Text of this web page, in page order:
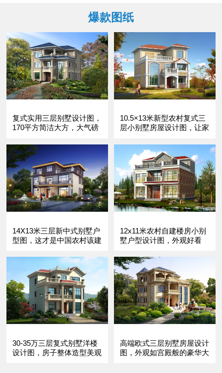
爆款图纸
复式实用三层别墅设计图，
170平方简洁大方，大气磅
10.5×13米新型农村复式三
层小别墅房屋设计图，让家
14X13米三层新中式别墅户
型图，这才是中国农村该建
12x11米农村自建楼房小别
墅户型设计图，外观好看
30-35万三层复式别墅洋楼
设计图，房子整体造型美观
高端欧式三层别墅房屋设计
图，外观如宫殿般的豪华大